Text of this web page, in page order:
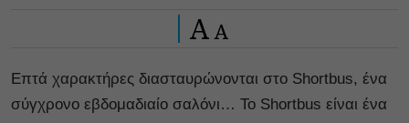
A A
Επτά χαρακτήρες διασταυρώνονται στο Shortbus, ένα
σύγχρονο εβδομαδιαίο σαλόνι… Το Shortbus είναι ένα